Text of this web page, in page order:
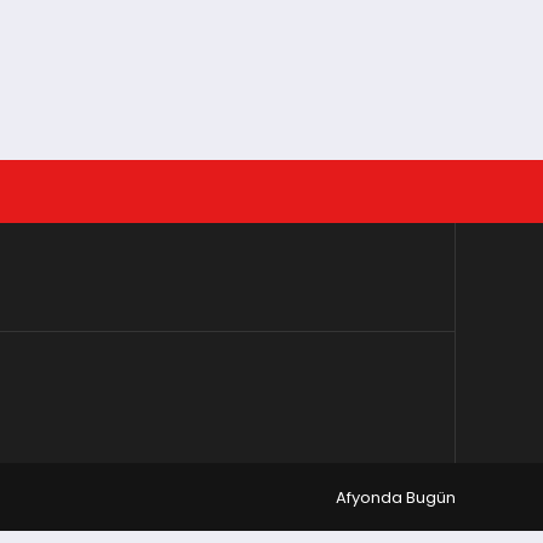
Afyonda Bugün